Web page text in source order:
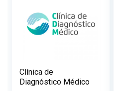
Clínica de
Diagnóstico Médico